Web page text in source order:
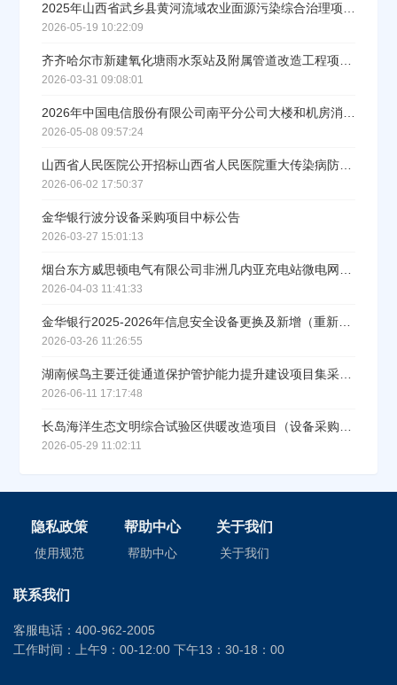
2025年山西省武乡县黄河流域农业面源污染综合治理项目设备购置第五批（撒肥施肥车）结果公告
2026-05-19 10:22:09
齐齐哈尔市新建氧化塘雨水泵站及附属管道改造工程项目设备采购中标公告
2026-03-31 09:08:01
2026年中国电信股份有限公司南平分公司大楼和机房消防系统维护项目设备采购中标公示
2026-05-08 09:57:24
山西省人民医院公开招标山西省人民医院重大传染病防治基地建设设备（吊塔）购置项目结果公告
2026-06-02 17:50:37
金华银行波分设备采购项目中标公告
2026-03-27 15:01:13
烟台东方威思顿电气有限公司非洲几内亚充电站微电网储充一体舱设备采购项目中标公告
2026-04-03 11:41:33
金华银行2025-2026年信息安全设备更换及新增（重新招标）中标公告
2026-03-26 11:26:55
湖南候鸟主要迁徙通道保护管护能力提升建设项目集采设备LED屏采购中标（成交）公告
2026-06-11 17:17:48
长岛海洋生态文明综合试验区供暖改造项目（设备采购及安装工程）不分标段中标结果公示
2026-05-29 11:02:11
隐私政策
使用规范
帮助中心
帮助中心
关于我们
关于我们
联系我们
客服电话：400-962-2005
工作时间：上午9：00-12:00 下午13：30-18：00